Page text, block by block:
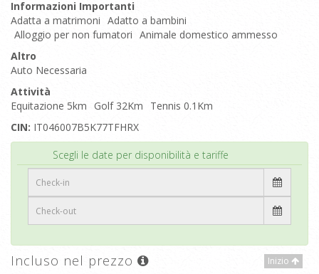
Informazioni Importanti
Adatta a matrimoni Adatto a bambini
Alloggio per non fumatori Animale domestico ammesso
Altro
Auto Necessaria
Attività
Equitazione 5km
Golf 32Km
Tennis 0.1Km
CIN: IT046007B5K77TFHRX
Scegli le date per disponibilità e tariffe
Inizio
Incluso nel prezzo